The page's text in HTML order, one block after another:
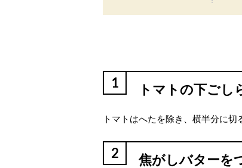
1 トマトの下ごし
トマトはへたを除き、横半分に切
2 焦がしバターを